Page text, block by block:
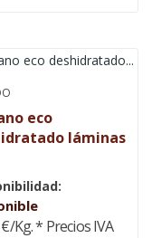
eco
láminas
€/Kg.* Precios IVA